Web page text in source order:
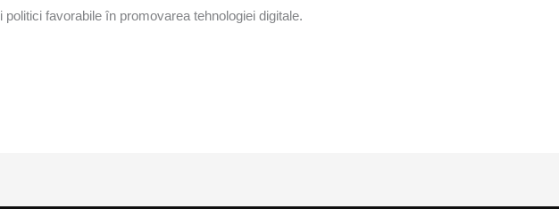
favorabile în promovarea tehnologiei digitale.